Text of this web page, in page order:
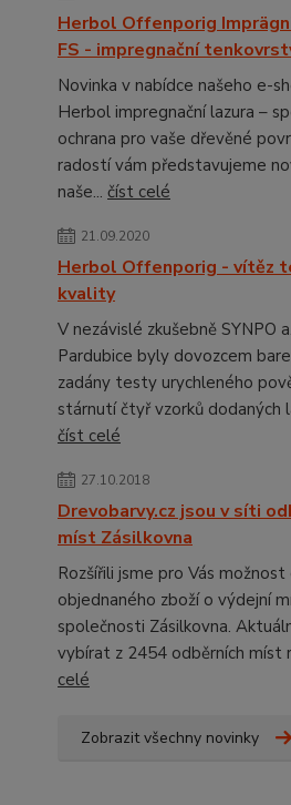
Herbol Offenporig
FS - impregnační
Novinka v nabídce našeho e-
Herbol impregnační lazura –
ochrana pro vaše dřevěné
radostí vám představujeme
naše... číst celé
21.09.2020
Herbol Offenporig - vítěz
kvality
V nezávislé zkušebně SYNPO
Pardubice byly dovozcem
zadány testy urychleného
stárnutí čtyř vzorků dodaných
číst celé
27.10.2018
Drevobarvy.cz jsou v síti
míst Zásilkovna
Rozšířili jsme pro Vás možnost
objednaného zboží o výdejní
společnosti Zásilkovna.
vybírat z 2454 odběrních míst
celé
Zobrazit všechny novinky